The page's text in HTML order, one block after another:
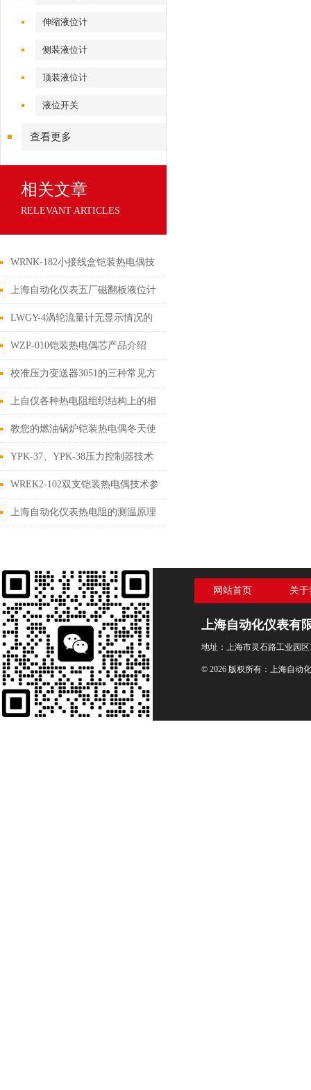
伸缩液位计
侧装液位计
顶装液位计
液位开关
查看更多
相关文章
RELEVANT ARTICLES
WRNK-182小接线盒铠装热电偶技
术特点
上海自动化仪表五厂磁翻板液位计
检查装置
LWGY-4涡轮流量计无显示情况的
原因分析和解决方案一
WZP-010铠装热电偶芯产品介绍
校准压力变送器3051的三种常见方
法解析
上自仪各种热电阻组织结构上的相
关区别
教您的燃油锅炉铠装热电偶冬天使
用的好办法
YPK-37、YPK-38压力控制器技术
参数介绍
WREK2-102双支铠装热电偶技术参
数
上海自动化仪表热电阻的测温原理
网站首页 关
上海自动化仪表有
地址：上海市灵石路工业园区
© 2026 版权所有：上海自动